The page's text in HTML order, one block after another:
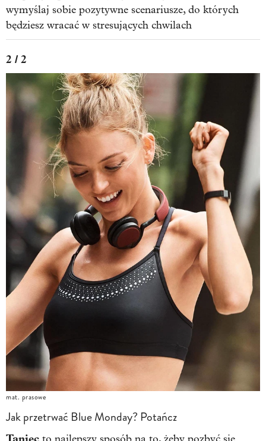
wymyślaj sobie pozytywne scenariusze, do których
będziesz wracać w stresujących chwilach
2 / 2
mat. prasowe
Jak przetrwać Blue Monday? Potańcz